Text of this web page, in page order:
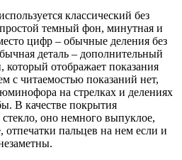
классический без
темный фон, минутная и
цифр – обычные деления без
деталь – дополнительный
отображает показания
с читаемостью показаний нет,
на стрелках и делениях
В качестве покрытия
стекло, оно немного выпуклое,
отпечатки пальцев на нем если и